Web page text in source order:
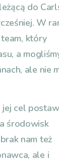
do
W
który
a
ale nie
cel
środowisk
nam też
ale i